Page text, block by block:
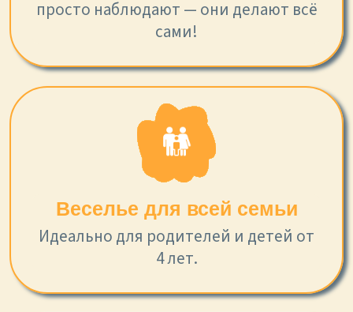
просто наблюдают — они делают всё
сами!
Веселье для всей семьи
Идеально для родителей и детей от
4 лет.